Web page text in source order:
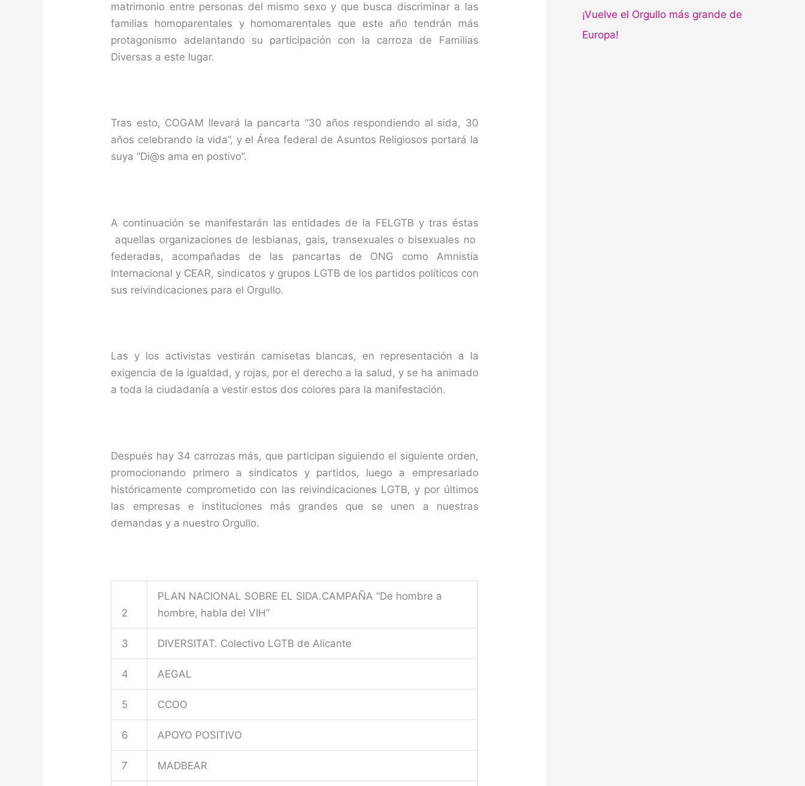
matrimonio entre personas del mismo sexo y que busca discriminar a las
familias homoparentales y homomarentales que este año tendrán más
protagonismo adelantando su participación con la carroza de Familias
Diversas a este lugar.
Tras esto, COGAM llevará la pancarta “30 años respondiendo al sida, 30
años celebrando la vida”, y el Área federal de Asuntos Religiosos portará la
suya “Di@s ama en postivo”.
A continuación se manifestarán las entidades de la FELGTB y tras éstas
aquellas organizaciones de lesbianas, gais, transexuales o bisexuales no
federadas, acompañadas de las pancartas de ONG como Amnistía
Internacional y CEAR, sindicatos y grupos LGTB de los partidos políticos con
sus reivindicaciones para el Orgullo.
Las y los activistas vestirán camisetas blancas, en representación a la
exigencia de la igualdad, y rojas, por el derecho a la salud, y se ha animado
a toda la ciudadanía a vestir estos dos colores para la manifestación.
Después hay 34 carrozas más, que participan siguiendo el siguiente orden,
promocionando primero a sindicatos y partidos, luego a empresariado
históricamente comprometido con las reivindicaciones LGTB, y por últimos
las empresas e instituciones más grandes que se unen a nuestras
demandas y a nuestro Orgullo.
2
PLAN NACIONAL SOBRE EL SIDA.CAMPAÑA “De hombre a
hombre, habla del VIH”
3 DIVERSITAT. Colectivo LGTB de Alicante
4 AEGAL
5 CCOO
6 APOYO POSITIVO
7 MADBEAR
¡Vuelve el Orgullo más grande de
Europa!